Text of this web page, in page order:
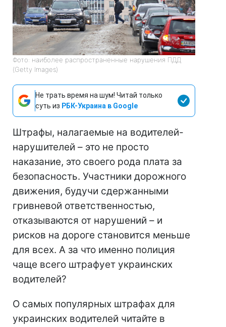
Фото: наиболее распространенные нарушения ПДД
(Getty Images)
Не трать время на шум! Читай только
суть из РБК-Украина в Google
Штрафы, налагаемые на водителей-
нарушителей – это не просто
наказание, это своего рода плата за
безопасность. Участники дорожного
движения, будучи сдержанными
гривневой ответственностью,
отказываются от нарушений – и
рисков на дороге становится меньше
для всех. А за что именно полиция
чаще всего штрафует украинских
водителей?
О самых популярных штрафах для
украинских водителей читайте в